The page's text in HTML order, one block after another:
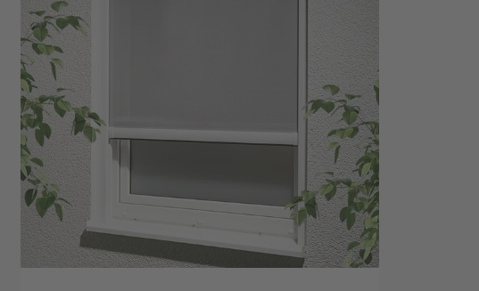
Sombrillas
Sombrillas con mástil central
Sombrillas con brazo lateral
Pie de sombrilla
Ver todo
Kit de fijación para toldos vela
de privacidad
Mallas de ocultación para balcón
Cañizos
Estores exteriores | Estores
verticales